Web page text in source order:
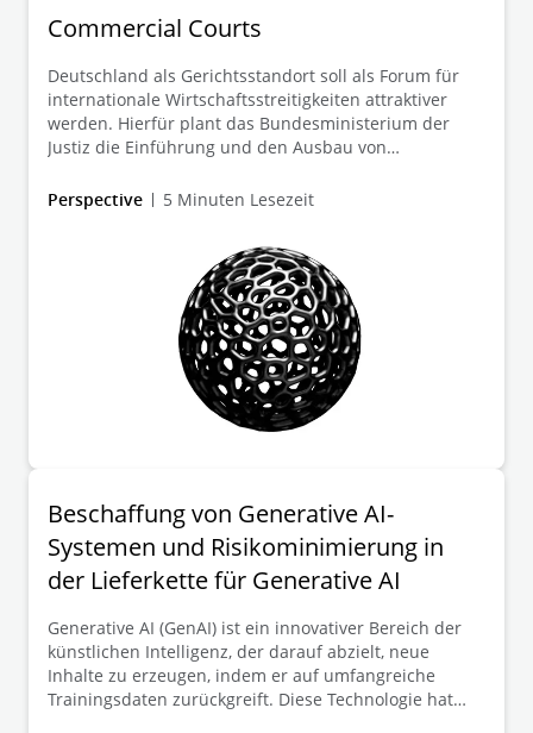
Commercial Courts
Deutschland als Gerichtsstandort soll als Forum für
internationale Wirtschaftsstreitigkeiten attraktiver
werden. Hierfür plant das Bundesministerium der
Justiz die Einführung und den Ausbau von
deutschen Gerichten.
Perspective 5 Minuten Lesezeit
Beschaffung von Generative AI-
Systemen und Risikominimierung in
der Lieferkette für Generative AI
Generative AI (GenAI) ist ein innovativer Bereich der
künstlichen Intelligenz, der darauf abzielt, neue
Inhalte zu erzeugen, indem er auf umfangreiche
Trainingsdaten zurückgreift. Diese Technologie hat